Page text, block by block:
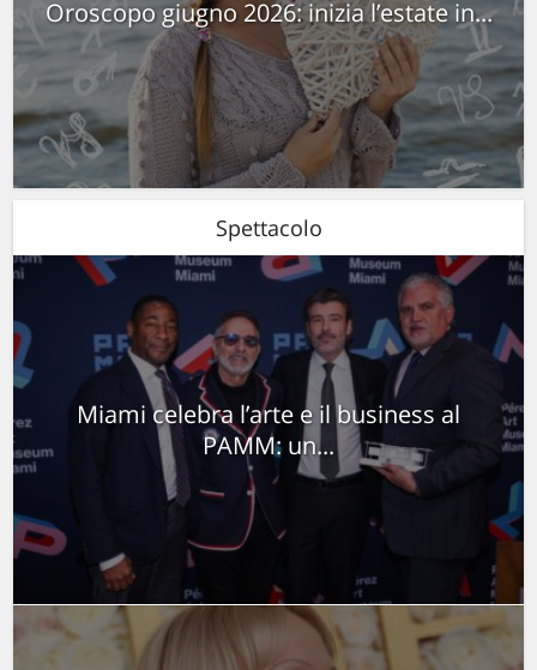
Oroscopo giugno 2026: inizia l’estate in...
Spettacolo
Miami celebra l’arte e il business al
PAMM: un...